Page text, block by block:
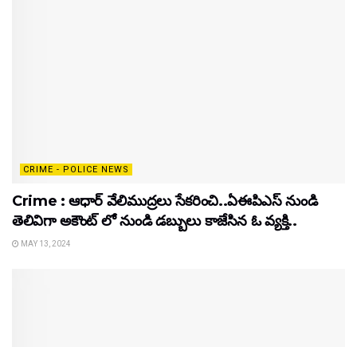
CRIME - POLICE NEWS
Crime : ఆధార్ వేలిముద్రలు సేకరించి..ఏఈపిఎస్ నుండి
తెలివిగా అకౌంట్ లో నుండి డబ్బులు కాజేసిన ఓ వ్యక్తి..
MAY 13, 2024